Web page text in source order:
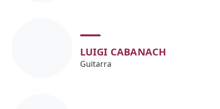
LUIGI CABANACH
Guitarra